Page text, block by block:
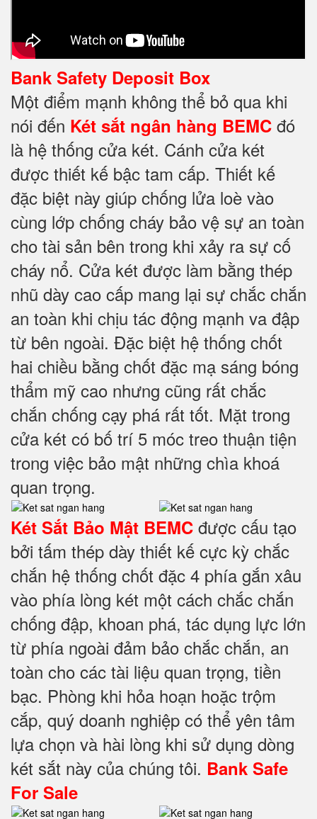
Bank Safety Deposit Box
Một điểm mạnh không thể bỏ qua khi
nói đến Két sắt ngân hàng BEMC đó
là hệ thống cửa két. Cánh cửa két
được thiết kế bậc tam cấp. Thiết kế
đặc biệt này giúp chống lửa loè vào
cùng lớp chống cháy bảo vệ sự an toàn
cho tài sản bên trong khi xảy ra sự cố
cháy nổ. Cửa két được làm bằng thép
nhũ dày cao cấp mang lại sự chắc chắn
an toàn khi chịu tác động mạnh va đập
từ bên ngoài. Đặc biệt hệ thống chốt
hai chiều bằng chốt đặc mạ sáng bóng
thẩm mỹ cao nhưng cũng rất chắc
chắn chống cạy phá rất tốt. Mặt trong
cửa két có bố trí 5 móc treo thuận tiện
trong việc bảo mật những chìa khoá
quan trọng.
Két Sắt Bảo Mật BEMC được cấu tạo
bởi tấm thép dày thiết kế cực kỳ chắc
chắn hệ thống chốt đặc 4 phía gắn xâu
vào phía lòng két một cách chắc chắn
chống đập, khoan phá, tác dụng lực lớn
từ phía ngoài đảm bảo chắc chắn, an
toàn cho các tài liệu quan trọng, tiền
bạc. Phòng khi hỏa hoạn hoặc trộm
cắp, quý doanh nghiệp có thể yên tâm
lựa chọn và hài lòng khi sử dụng dòng
két sắt này của chúng tôi. Bank Safe
For Sale